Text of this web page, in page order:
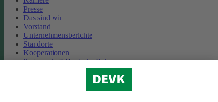
Presse
Das sind wir
Vorstand
Unternehmensberichte
Standorte
Kooperationen
Partnerschaft Deutsche Bahn